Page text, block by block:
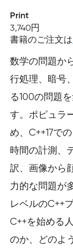
Print
3,740円
書籍のご注文は
数学の問題か
行処理、暗号
る100の問題
す。ポピュラ
め、C++17で
時間の計測、
訳、画像から
力的な問題が
レベルのC++
C++を始める
のか、どのよ